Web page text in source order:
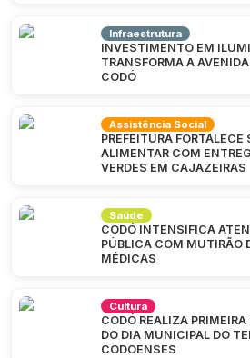
Infraestrutura
INVESTIMENTO EM
TRANSFORMA A
CODÓ
Assistência Social
PREFEITURA FORTALECE
ALIMENTAR COM
VERDES EM CAJAZEIRAS
Saúde
CODÓ INTENSIFICA
PÚBLICA COM MUTIRÃO
MÉDICAS
Cultura
CODÓ REALIZA
DO DIA MUNICIPAL DO
CODOENSES